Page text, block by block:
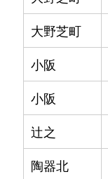
大野芝町
小阪
小阪
辻之
陶器北